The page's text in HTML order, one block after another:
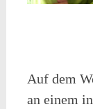
Auf dem
an einem